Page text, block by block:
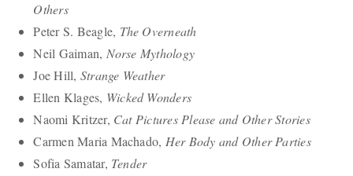
Others
Peter S. Beagle, The Overneath
Neil Gaiman, Norse Mythology
Joe Hill, Strange Weather
Ellen Klages, Wicked Wonders
Naomi Kritzer, Cat Pictures Please and Other Stories
Carmen Maria Machado, Her Body and Other Parties
Sofia Samatar, Tender